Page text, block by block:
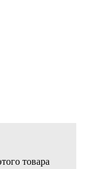
товара